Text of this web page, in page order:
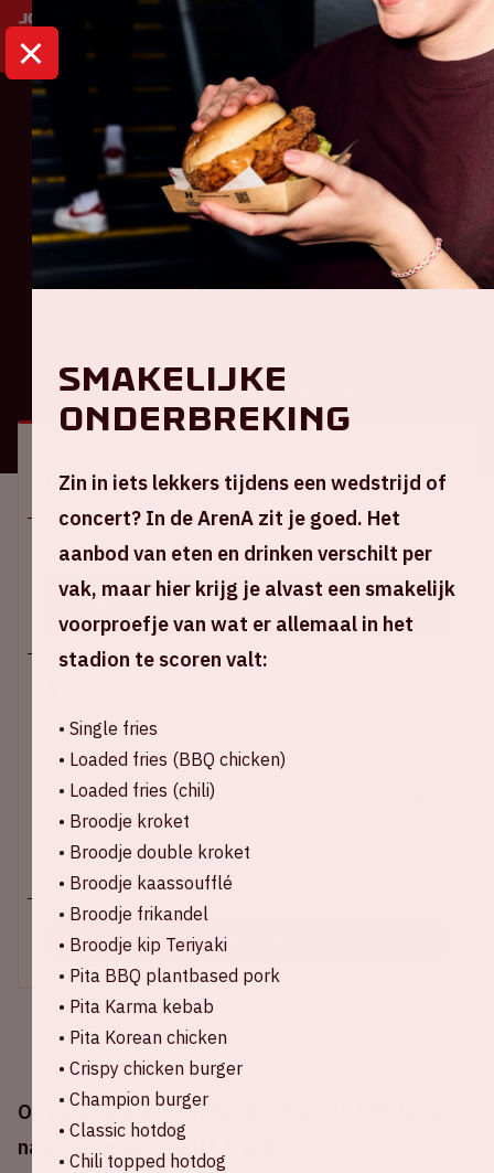
HOME KALENDER AMF 2026
Dance
AMF 2026
ALGEMEEN BEZOEKERSINFORMATIE
Op zaterdag 24 oktober 2026 komt AMF terug
naar de Johan Cruijff ArenA.
Locatie en tijd
Za 24 oktober 2026
76
DAGEN
02
UREN
36
MINUTEN
39
SECONDEN
Start: 20:00 uur
Verwacht einde: 06:00 uur*
*Tijdens dit event gaat de wintertijd in. AMF eindigt
om 05:00 uur (nieuwe tijd).
+ Voeg toe aan agenda
KOOP TICKETS
Smakelijke
onderbreking
Zin in iets lekkers tijdens een wedstrijd of
concert? In de ArenA zit je goed. Het
aanbod van eten en drinken verschilt per
vak, maar hier krijg je alvast een smakelijk
voorproefje van wat er allemaal in het
stadion te scoren valt:
• Single fries
• Loaded fries (BBQ chicken)
• Loaded fries (chili)
• Broodje kroket
• Broodje double kroket
• Broodje kaassoufflé
• Broodje frikandel
• Broodje kip Teriyaki
• Pita BBQ plantbased pork
• Pita Karma kebab
• Pita Korean chicken
• Crispy chicken burger
• Champion burger
• Classic hotdog
• Chili topped hotdog